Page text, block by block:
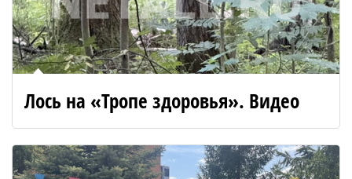
Лось на «Тропе здоровья». Видео